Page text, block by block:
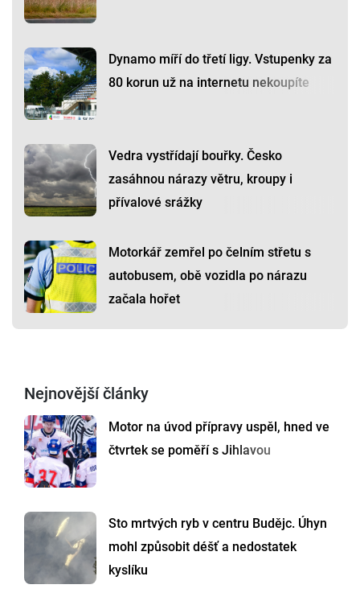
Dynamo míří do třetí ligy. Vstupenky za
80 korun už na internetu nekoupíte
Vedra vystřídají bouřky. Česko
zasáhnou nárazy větru, kroupy i
přívalové srážky
Motorkář zemřel po čelním střetu s
autobusem, obě vozidla po nárazu
začala hořet
Nejnovější články
Motor na úvod přípravy uspěl, hned ve
čtvrtek se poměří s Jihlavou
Sto mrtvých ryb v centru Budějc. Úhyn
mohl způsobit déšť a nedostatek
kyslíku